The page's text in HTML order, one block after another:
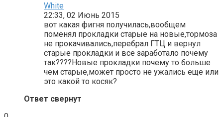
White
22:33, 02 Июнь 2015
вот какая фигня получилась,вообщем
поменял прокладки старые на новые,тормоза
не прокачивались,перебрал ГТЦ и вернул
старые прокладки и все заработало почему
так????Новые прокладки почему то больше
чем старые,может просто не ужались еще или
это какой то косяк?
Ответ свернут